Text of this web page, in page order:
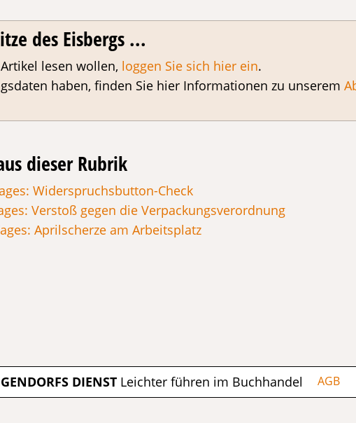
des Eisbergs ...
lesen wollen, loggen Sie sich hier ein.
haben, finden Sie hier Informationen zu unserem
dieser Rubrik
Widerspruchsbutton-Check
Verstoß gegen die Verpackungsverordnung
Aprilscherze am Arbeitsplatz
DIENSTLeichter führen im Buchhandel AGB